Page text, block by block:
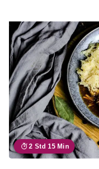
2 Std 15 Min